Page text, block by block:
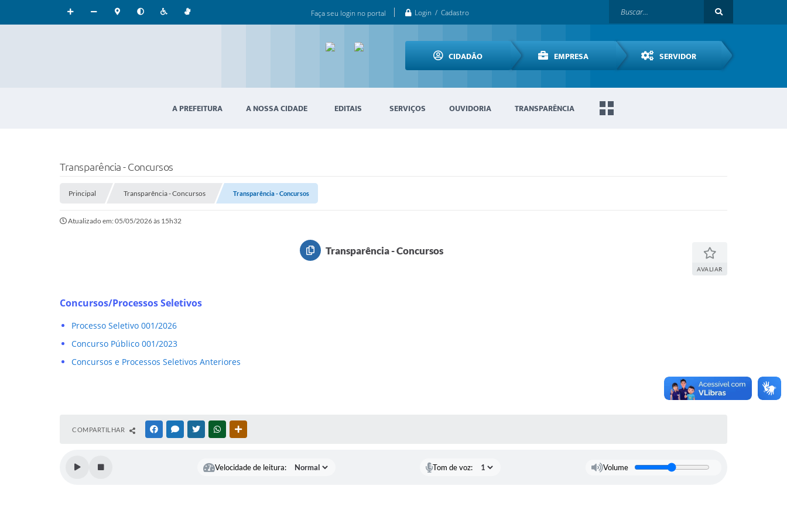
Faça seu login no portal Login / Cadastro
CIDADÃO EMPRESA SERVIDOR
A PREFEITURA A NOSSA CIDADE EDITAIS SERVIÇOS OUVIDORIA TRANSPARÊNCIA
Transparência - Concursos
Principal Transparência - Concursos Transparência - Concursos
Atualizado em: 05/05/2026 às 15h32
Transparência - Concursos
AVALIAR
Concursos/Processos Seletivos
Processo Seletivo 001/2026
Concurso Público 001/2023
Concursos e Processos Seletivos Anteriores
COMPARTILHAR FACEBOOKMESSENGER
TWITTERWHATSAPP
Velocidade de leitura: Tom de voz: Volume